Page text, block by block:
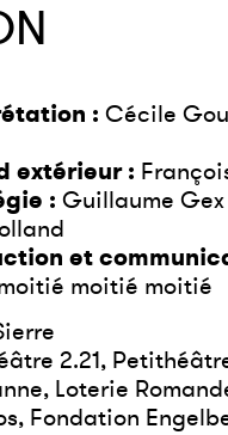
: Cécile
extérieur :
: Guillaume Gex
et
moitié moitié
2.21,
Loterie
Fondation